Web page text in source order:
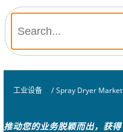
工业设备 / Spray Dryer Market
推动您的业务脱颖而出，获得